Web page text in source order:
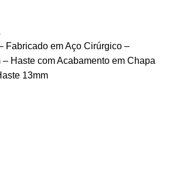
Fabricado em Aço Cirúrgico –
Haste com Acabamento em Chapa
13mm